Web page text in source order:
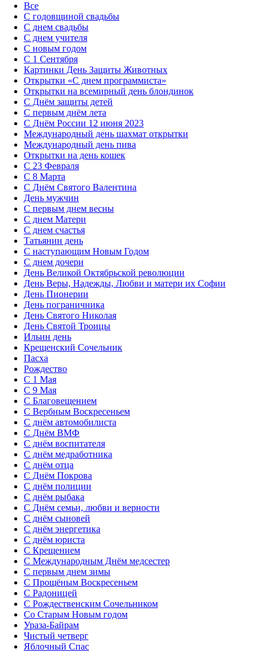
Все
С годовщиной свадьбы
С днем свадьбы
С днем учителя
С новым годом
С 1 Сентября
Картинки День Защиты Животных
Открытки «‎С днем программиста»‎
Открытки на всемирный день блондинок
С Днём защиты детей
С первым днём лета
С Днём России 12 июня 2023
Международный день шахмат открытки
Международный день пива
Открытки на день кошек
С 23 Февраля
С 8 Марта
С Днём Святого Валентина
День мужчин
С первым днем весны
С днем Матери
C днем счастья
Татьянин день
C наступающим Новым Годом
C днем дочери
День Великой Октябрьской революции
День Веры, Надежды, Любви и матери их Софии
День Пионерии
День пограничника
День Святого Николая
День Святой Троицы
Ильин день
Крещенский Сочельник
Пасха
Рождество
С 1 Мая
С 9 Мая
С Благовещением
С Вербным Воскресеньем
С днём автомобилиста
С Днём ВМФ
С днём воспитателя
С днём медработника
С днём отца
С Днём Покрова
С днём полиции
С днём рыбака
С Днём семьи, любви и верности
С днём сыновей
С днём энергетика
С днём юриста
С Крещением
С Международным Днём медсестер
С первым днем зимы
С Прощёным Воскресеньем
С Радоницей
С Рождественским Сочельником
Со Старым Новым годом
Ураза-Байрам
Чистый четверг
Яблочный Спас